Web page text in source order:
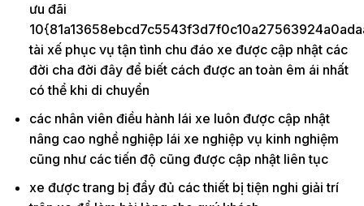
ưu đãi
tài xế phục vụ tận tình chu đáo xe được cập nhật các
đời cha đời đây để biết cách được an toàn êm ái nhất
có thể khi di chuyển
các nhân viên điều hành lái xe luôn được cập nhật
nâng cao nghề nghiệp lái xe nghiệp vụ kinh nghiệm
cũng như các tiến độ cũng được cập nhật liên tục
xe được trang bị đầy đủ các thiết bị tiện nghi giải trí